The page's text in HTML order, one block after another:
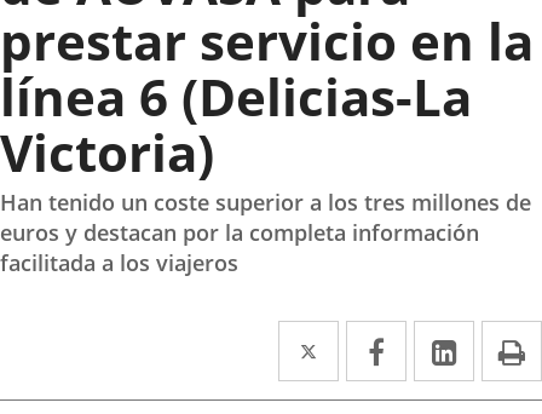
prestar servicio en la
línea 6 (Delicias-La
Victoria)
Han tenido un coste superior a los tres millones de
euros y destacan por la completa información
facilitada a los viajeros
Twitter
Enlace
a
Facebook
Enlace
a
Enlace
a